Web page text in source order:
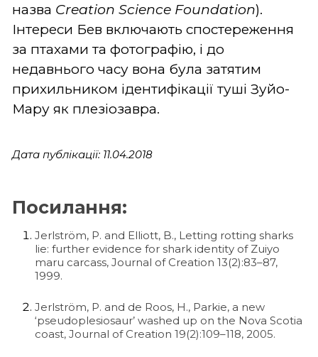
назва Creation Science Foundation).
Інтереси Бев включають спостереження
за птахами та фотографію, і до
недавнього часу вона була затятим
прихильником ідентифікації туші Зуйо-
Мару як плезіозавра.
Дата публікації: 11.04.2018
Посилання:
Jerlström, P. and Elliott, B., Letting rotting sharks
lie: further evidence for shark identity of Zuiyo
maru carcass, Journal of Creation 13(2):83–87,
1999.
Jerlström, P. and de Roos, H., Parkie, a new
‘pseudoplesiosaur’ washed up on the Nova Scotia
coast, Journal of Creation 19(2):109–118, 2005.